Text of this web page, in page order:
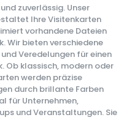
zuverlässig. Unser
Ihre Visitenkarten
vorhandene Dateien
Wir bieten verschiedene
Veredelungen für einen
Ob klassisch, modern oder
werden präzise
durch brillante Farben
für Unternehmen,
und Veranstaltungen. Sie